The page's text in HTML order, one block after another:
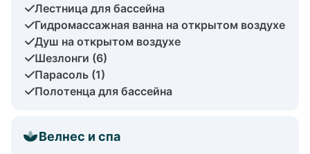
Лестница для бассейна
Гидромассажная ванна на открытом воздухе
Душ на открытом воздухе
Шезлонги (6)
Парасоль (1)
Полотенца для бассейна
Велнес и спа